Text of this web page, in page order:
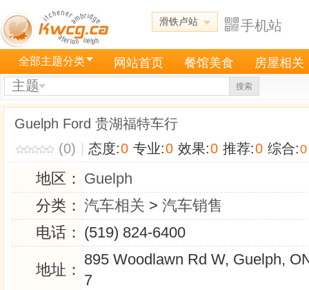
滑铁卢站 手机站
全部主题分类 网站首页 餐馆美食 房屋相关
主题 搜索
Guelph Ford 贵湖福特车行
(0)
态度:0 专业:0 效果:0 推荐:0 综合:0
地区： Guelph
分类： 汽车相关 > 汽车销售
电话： (519) 824-6400
地址：
895 Woodlawn Rd W, Guelph,
7